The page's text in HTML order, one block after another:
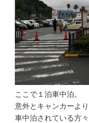
ここで１泊車中泊。
意外とキャンカーよ
車中泊されている方